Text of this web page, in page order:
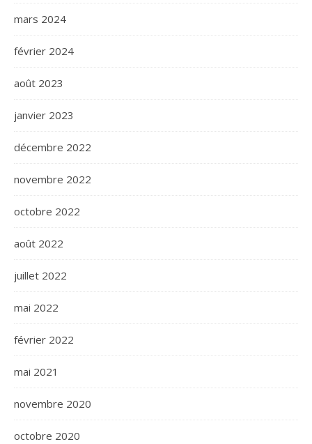
mars 2024
février 2024
août 2023
janvier 2023
décembre 2022
novembre 2022
octobre 2022
août 2022
juillet 2022
mai 2022
février 2022
mai 2021
novembre 2020
octobre 2020